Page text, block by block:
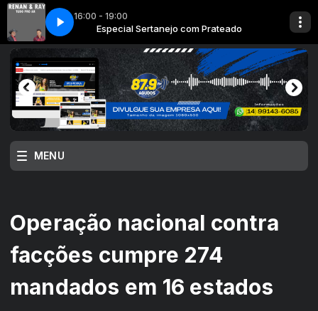
16:00 - 19:00
Especial Sertanejo com Prateado
e Ray Maior Que o Oceano - Renan e Ray
MENU
Operação nacional contra
facções cumpre 274
mandados em 16 estados